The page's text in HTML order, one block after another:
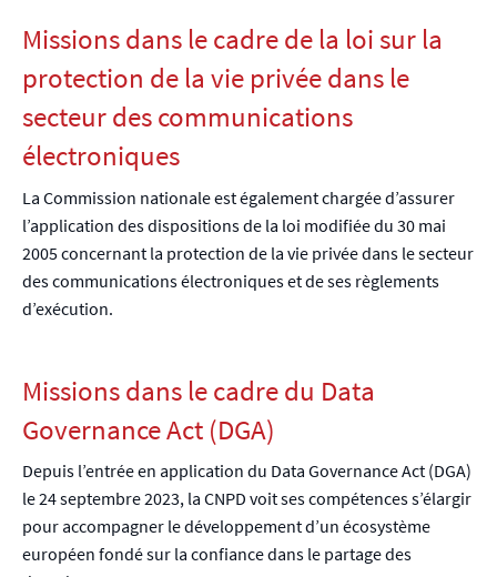
Missions dans le cadre de la loi sur la
protection de la vie privée dans le
secteur des communications
électroniques
La Commission nationale est également chargée d’assurer
l’application des dispositions de la loi modifiée du 30 mai
2005 concernant la protection de la vie privée dans le secteur
des communications électroniques et de ses règlements
d’exécution.
Missions dans le cadre du Data
Governance Act (DGA)
Depuis l’entrée en application du Data Governance Act (DGA)
le 24 septembre 2023, la CNPD voit ses compétences s’élargir
pour accompagner le développement d’un écosystème
européen fondé sur la confiance dans le partage des